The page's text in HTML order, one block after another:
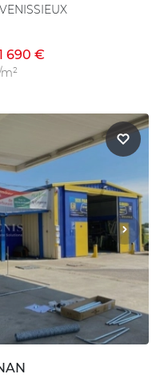
690 €